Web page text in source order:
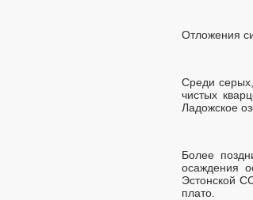
Отложения
Среди
чистых
Ладожское
Более
осаждения
Эстонской
плато.